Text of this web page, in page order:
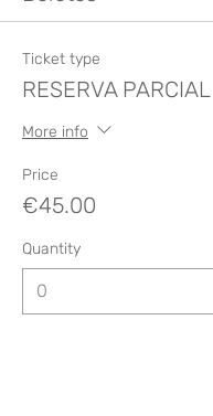
Ticket type
RESERVA PARCIAL
More info
Price
€45.00
Quantity